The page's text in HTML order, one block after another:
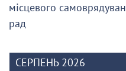
місцевого
рад
СЕРПЕНЬ 2026